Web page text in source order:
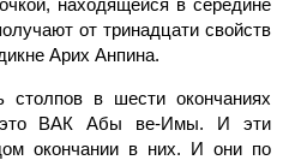
находящейся в середине
от тринадцати свойств
Арих Анпина.
в шести окончаниях
ВАК Абы ве-Имы. И эти
окончании в них. И они по